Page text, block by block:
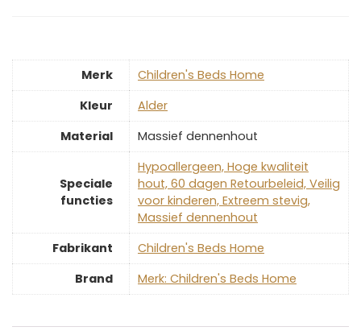
Merk
‎Children's Beds Home
Kleur
‎Alder
Material
‎Massief dennenhout
Speciale
functies
‎Hypoallergeen, Hoge kwaliteit
hout, 60 dagen Retourbeleid, Veilig
voor kinderen, Extreem stevig,
Massief dennenhout
Fabrikant
‎Children's Beds Home
Brand
Merk: Children's Beds Home